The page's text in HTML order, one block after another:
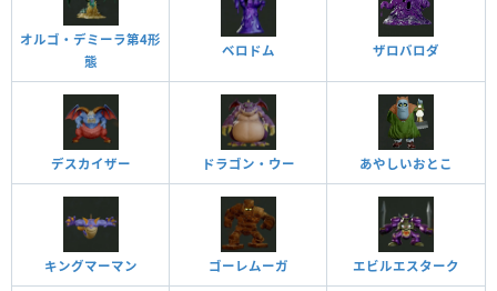
オルゴ・デミーラ第4形
態
ベロドム ザロバロダ
デスカイザー ドラゴン・ウー あやしいおとこ
キングマーマン ゴーレムーガ エビルエスターク